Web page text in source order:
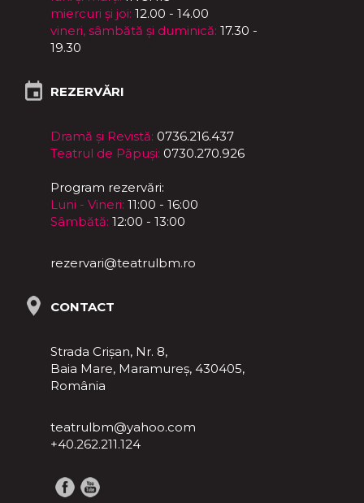
miercuri și joi: 12.00 - 14.00
vineri, sâmbătă și duminică: 17.30 -
19.30
REZERVĂRI
Dramă și Revistă: 0736.216.437
Teatrul de Păpuși: 0730.270.926
Program rezervări:
Luni - Vineri: 11:00 - 16:00
Sâmbătă: 12:00 - 13:00
rezervari@teatrulbm.ro
CONTACT
Strada Crișan, Nr. 8,
Baia Mare, Maramureş, 430405,
România
teatrulbm@yahoo.com
+40.262.211.124